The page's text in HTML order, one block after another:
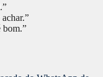
bom.”